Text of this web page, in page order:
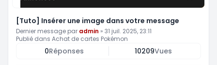
[Tuto] Insérer une image dans votre message
Dernier message par admin » 31 juil. 2025, 23:11
Publié dans Achat de cartes Pokémon
0Réponses 10209Vues